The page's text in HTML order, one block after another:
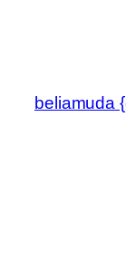
beliamuda